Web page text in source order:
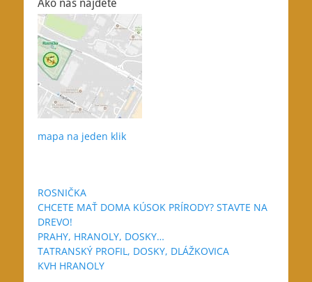
Ako nás nájdete
mapa na jeden klik
ROSNIČKA
CHCETE MAŤ DOMA KÚSOK PRÍRODY? STAVTE NA
DREVO!
PRAHY, HRANOLY, DOSKY…
TATRANSKÝ PROFIL, DOSKY, DLÁŽKOVICA
KVH HRANOLY